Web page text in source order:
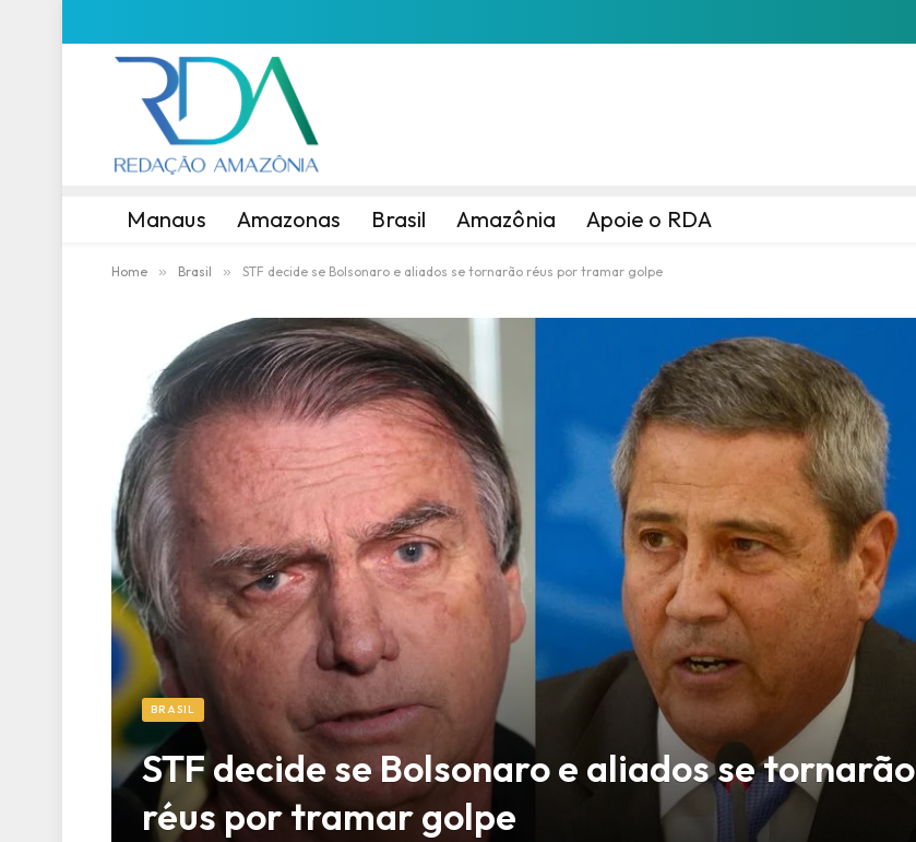
Manaus Amazonas Brasil Amazônia Apoie o RDA
Home » Brasil » STF decide se Bolsonaro e aliados se tornarão réus por tramar golpe
BRASIL
STF decide se Bolsonaro e aliados se tornarão
réus por tramar golpe